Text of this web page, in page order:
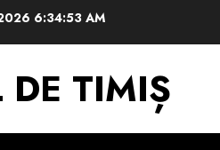
6:34:54 AM
DE TIMIȘ